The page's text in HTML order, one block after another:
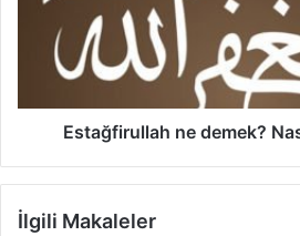
u
Estağfirullah ne demek?
İlgili Makaleler